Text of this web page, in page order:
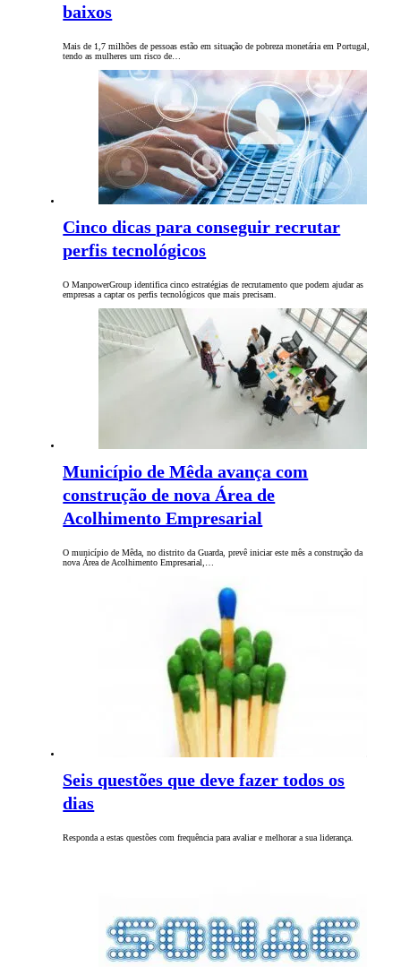
baixos
Mais de 1,7 milhões de pessoas estão em situação de pobreza monetária em Portugal,
tendo as mulheres um risco de…
Cinco dicas para conseguir recrutar
perfis tecnológicos
O ManpowerGroup identifica cinco estratégias de recrutamento que podem ajudar as
empresas a captar os perfis tecnológicos que mais precisam.
Município de Mêda avança com
construção de nova Área de
Acolhimento Empresarial
O município de Mêda, no distrito da Guarda, prevê iniciar este mês a construção da
nova Área de Acolhimento Empresarial,…
Seis questões que deve fazer todos os
dias
Responda a estas questões com frequência para avaliar e melhorar a sua liderança.